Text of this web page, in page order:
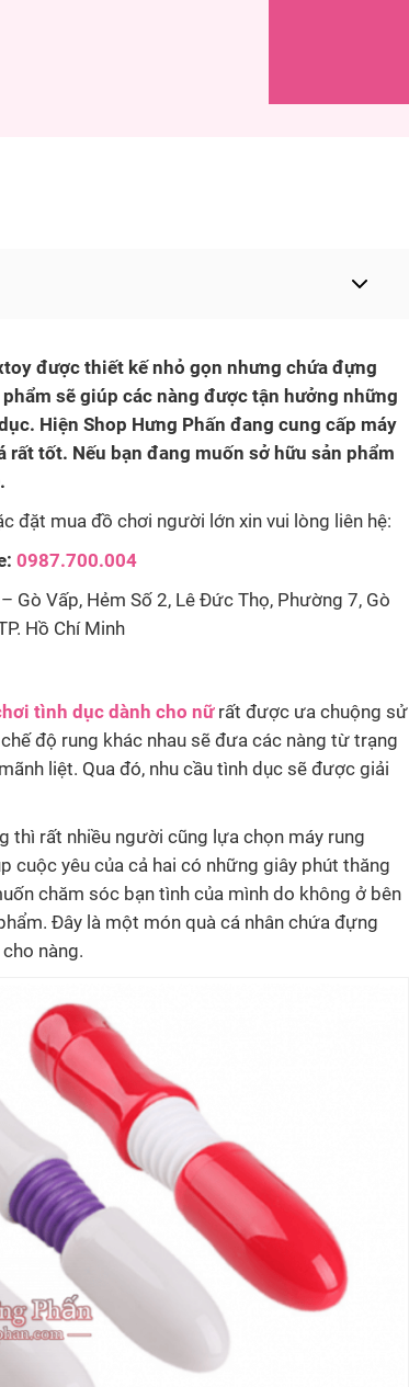
được thiết kế nhỏ gọn nhưng chứa đựng
sẽ giúp các nàng được tận hưởng những
Hiện Shop Hưng Phấn đang cung cấp máy
tốt. Nếu bạn đang muốn sở hữu sản phẩm
đặt mua đồ chơi người lớn xin vui lòng liên hệ:
0987.700.004
Gò Vấp, Hẻm Số 2, Lê Đức Thọ, Phường 7, Gò
Hồ Chí Minh
tình dục dành cho nữrất được ưa chuộng sử
độ rung khác nhau sẽ đưa các nàng từ trạng
liệt. Qua đó, nhu cầu tình dục sẽ được giải
thì rất nhiều người cũng lựa chọn máy rung
cuộc yêu của cả hai có những giây phút thăng
chăm sóc bạn tình của mình do không ở bên
Đây là một món quà cá nhân chứa đựng
nàng.